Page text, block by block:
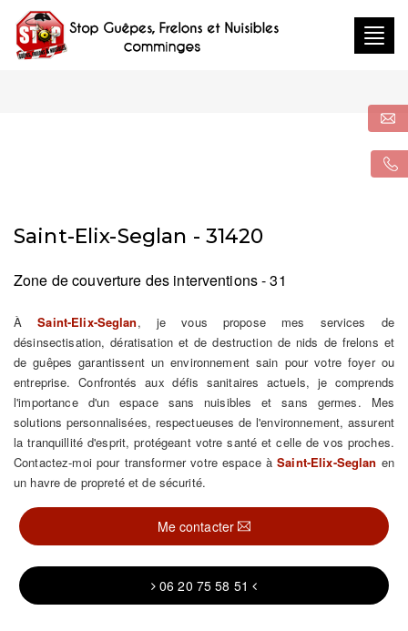
Saint-Elix-Seglan - 31420
Zone de couverture des interventions - 31
ÀSaint-Elix-Seglan, je vous propose mes services de
désinsectisation, dératisation et de destruction de nids de frelons et
de guêpes garantissent un environnement sain pour votre foyer ou
entreprise. Confrontés aux défis sanitaires actuels, je comprends
l'importance d'un espace sans nuisibles et sans germes. Mes
solutions personnalisées, respectueuses de l'environnement, assurent
la tranquillité d'esprit, protégeant votre santé et celle de vos proches.
Contactez-moi pour transformer votre espace àSaint-Elix-Seglan en
un havre de propreté et de sécurité.
Me contacter
06 20 75 58 51